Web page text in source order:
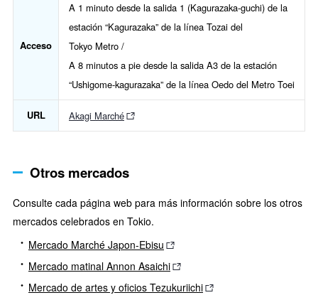
Acceso
A 1 minuto desde la salida 1 (Kagurazaka-guchi) de la
estación “Kagurazaka” de la línea Tozai del
Tokyo Metro /
A 8 minutos a pie desde la salida A3 de la estación
“Ushigome-kagurazaka” de la línea Oedo del Metro Toei
URL Akagi Marché
Otros mercados
Consulte cada página web para más información sobre los otros
mercados celebrados en Tokio.
Mercado Marché Japon-Ebisu
Mercado matinal Annon Asaichi
Mercado de artes y oficios Tezukuriichi